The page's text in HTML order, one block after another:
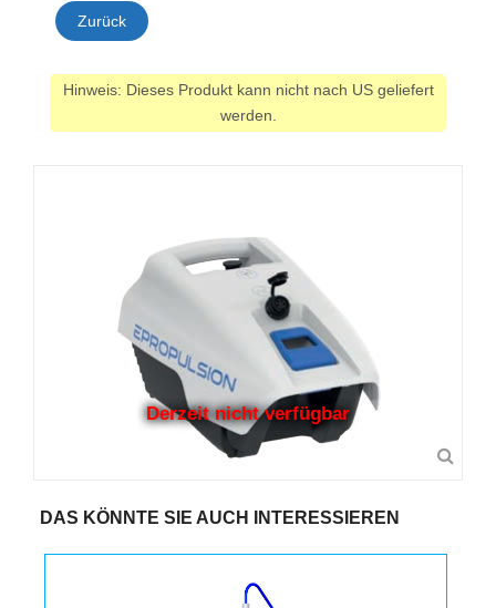
Zurück
Hinweis: Dieses Produkt kann nicht nach US geliefert
werden.
Derzeit nicht verfügbar
DAS KÖNNTE SIE AUCH INTERESSIEREN